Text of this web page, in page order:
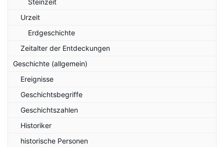
Steinzeit
Urzeit
Erdgeschichte
Zeitalter der Entdeckungen
Geschichte (allgemein)
Ereignisse
Geschichtsbegriffe
Geschichtszahlen
Historiker
historische Personen